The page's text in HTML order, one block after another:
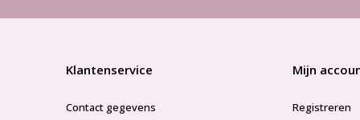
Klantenservice
Contact gegevens
Mijn
Registreren